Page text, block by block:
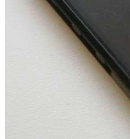
парке прошёл
Волгоградские
заключены контракты